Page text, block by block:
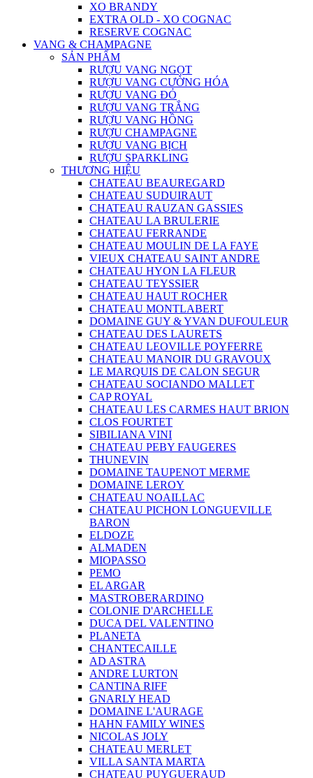
XO BRANDY
EXTRA OLD - XO COGNAC
RESERVE COGNAC
VANG & CHAMPAGNE
SẢN PHẨM
RƯỢU VANG NGỌT
RƯỢU VANG CƯỜNG HÓA
RƯỢU VANG ĐỎ
RƯỢU VANG TRẮNG
RƯỢU VANG HỒNG
RƯỢU CHAMPAGNE
RƯỢU VANG BỊCH
RƯỢU SPARKLING
THƯƠNG HIỆU
CHATEAU BEAUREGARD
CHATEAU SUDUIRAUT
CHATEAU RAUZAN GASSIES
CHATEAU LA BRULERIE
CHATEAU FERRANDE
CHATEAU MOULIN DE LA FAYE
VIEUX CHATEAU SAINT ANDRE
CHATEAU HYON LA FLEUR
CHATEAU TEYSSIER
CHATEAU HAUT ROCHER
CHATEAU MONTLABERT
DOMAINE GUY & YVAN DUFOULEUR
CHATEAU DES LAURETS
CHATEAU LEOVILLE POYFERRE
CHATEAU MANOIR DU GRAVOUX
LE MARQUIS DE CALON SEGUR
CHATEAU SOCIANDO MALLET
CAP ROYAL
CHATEAU LES CARMES HAUT BRION
CLOS FOURTET
SIBILIANA VINI
CHATEAU PEBY FAUGERES
THUNEVIN
DOMAINE TAUPENOT MERME
DOMAINE LEROY
CHATEAU NOAILLAC
CHATEAU PICHON LONGUEVILLE
BARON
ELDOZE
ALMADEN
MIOPASSO
PEMO
EL ARGAR
MASTROBERARDINO
COLONIE D'ARCHELLE
DUCA DEL VALENTINO
PLANETA
CHANTECAILLE
AD ASTRA
ANDRE LURTON
CANTINA RIFF
GNARLY HEAD
DOMAINE L'AURAGE
HAHN FAMILY WINES
NICOLAS JOLY
CHATEAU MERLET
VILLA SANTA MARTA
CHATEAU PUYGUERAUD